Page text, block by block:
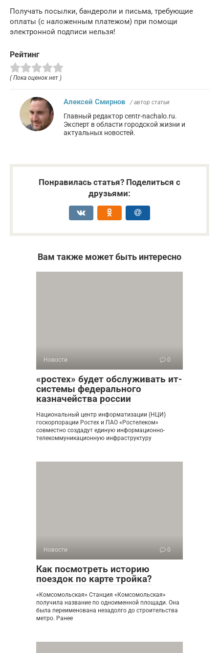
Получать посылки, бандероли и письма, требующие
оплаты (с наложенным платежом) при помощи
электронной подписи нельзя!
Рейтинг
( Пока оценок нет )
Алексей Смирнов / автор статьи
Главный редактор centr-nachalo.ru.
Эксперт в области городской жизни и
актуальных новостей.
Понравилась статья? Поделиться с
друзьями:
Вам также может быть интересно
Новости 0
«ростех» будет обслуживать ит-
системы федерального
казначейства россии
Национальный центр информатизации (НЦИ)
госкорпорации Ростех и ПАО «Ростелеком»
совместно создадут единую информационно-
телекоммуникационную инфраструктуру
Новости 0
Как посмотреть историю
поездок по карте тройка?
«Комсомольская» Станция «Комсомольская»
получила название по одноименной площади. Она
была переименована незадолго до строительства
метро. Ранее